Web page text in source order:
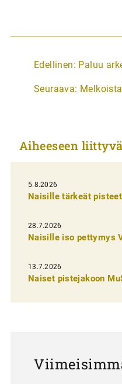
A
t
k
e
l
i
e
n
e
Edellinen: Paluu
Seuraava:
Aiheeseen
5.8.2026
Naisille tärkeät
28.7.2026
Naisille iso pettymys
13.7.2026
Naiset pistejakoon